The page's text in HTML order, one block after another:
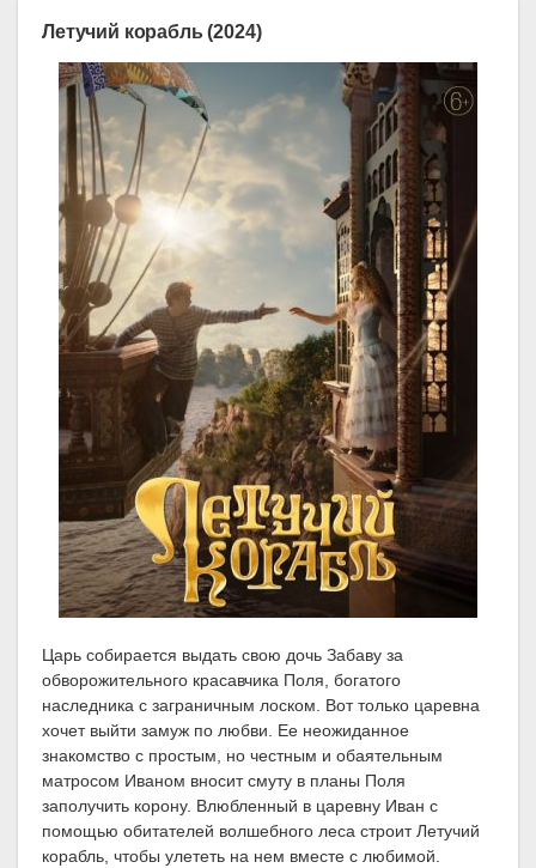
Летучий корабль (2024)
Царь собирается выдать свою дочь Забаву за
обворожительного красавчика Поля, богатого
наследника с заграничным лоском. Вот только царевна
хочет выйти замуж по любви. Ее неожиданное
знакомство с простым, но честным и обаятельным
матросом Иваном вносит смуту в планы Поля
заполучить корону. Влюбленный в царевну Иван с
помощью обитателей волшебного леса строит Летучий
корабль, чтобы улететь на нем вместе с любимой.